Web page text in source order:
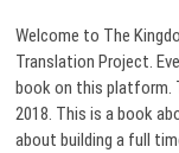
Welcome to The
Translation Project.
book on this platform.
2018. This is a book
about building a full